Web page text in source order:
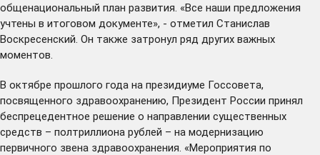
общенациональный план развития. «Все наши предложения
учтены в итоговом документе», - отметил Станислав
Воскресенский. Он также затронул ряд других важных
моментов.
В октябре прошлого года на президиуме Госсовета,
посвященного здравоохранению, Президент России принял
беспрецедентное решение о направлении существенных
средств – полтриллиона рублей – на модернизацию
первичного звена здравоохранения. «Мероприятия по